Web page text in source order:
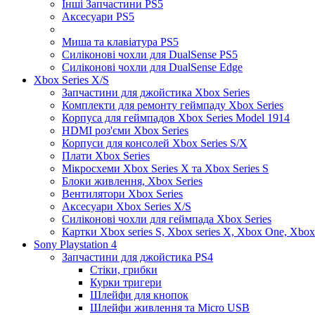
Інші Запчастини PS5
Аксесуари PS5
Миша та клавіатура PS5
Силіконові чохли для DualSense PS5
Силіконові чохли для DualSense Edge
Xbox Series X/S
Запчастини для джойстика Xbox Series
Комплекти для ремонту геймпаду Xbox Series
Корпуса для геймпадов Xbox Series Model 1914
HDMI роз'єми Xbox Series
Корпуси для консолей Xbox Series S/X
Плати Xbox Series
Мікросхеми Xbox Series X та Xbox Series S
Блоки живлення, Xbox Series
Вентилятори Xbox Series
Аксесуари Xbox Series X/S
Силіконові чохли для геймпада Xbox Series
Картки Xbox series S, Xbox series X, Xbox One,
Sony Playstation 4
Запчастини для джойстика PS4
Стіки, грибки
Курки тригери
Шлейфи для кнопок
Шлейфи живлення та Micro USB